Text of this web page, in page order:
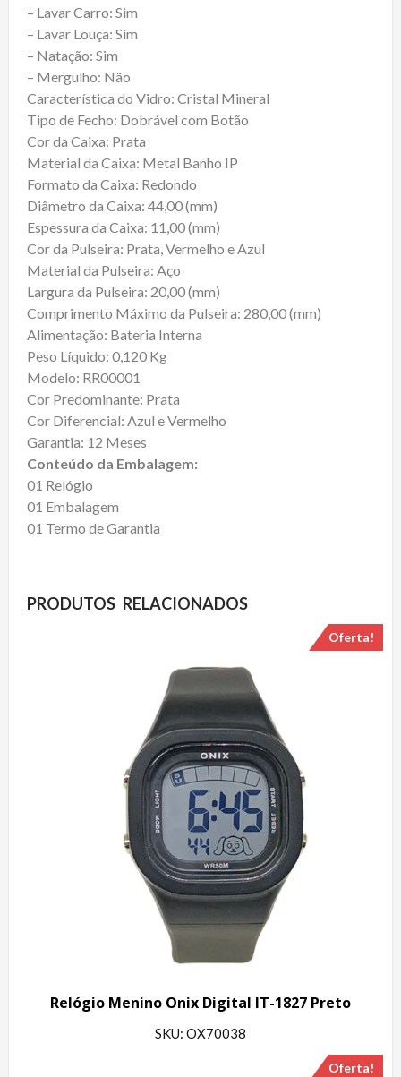
– Lavar Carro: Sim
– Lavar Louça: Sim
– Natação: Sim
– Mergulho: Não
Característica do Vidro: Cristal Mineral
Tipo de Fecho: Dobrável com Botão
Cor da Caixa: Prata
Material da Caixa: Metal Banho IP
Formato da Caixa: Redondo
Diâmetro da Caixa: 44,00 (mm)
Espessura da Caixa: 11,00 (mm)
Cor da Pulseira: Prata, Vermelho e Azul
Material da Pulseira: Aço
Largura da Pulseira: 20,00 (mm)
Comprimento Máximo da Pulseira: 280,00 (mm)
Alimentação: Bateria Interna
Peso Líquido: 0,120 Kg
Modelo: RR00001
Cor Predominante: Prata
Cor Diferencial: Azul e Vermelho
Garantia: 12 Meses
Conteúdo da Embalagem:
01 Relógio
01 Embalagem
01 Termo de Garantia
PRODUTOS RELACIONADOS
Oferta!
Relógio Menino Onix Digital IT-1827 Preto
SKU: OX70038
Oferta!